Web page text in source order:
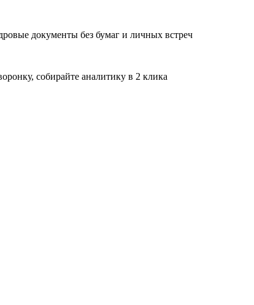
документы без бумаг и личных встреч
собирайте аналитику в 2 клика